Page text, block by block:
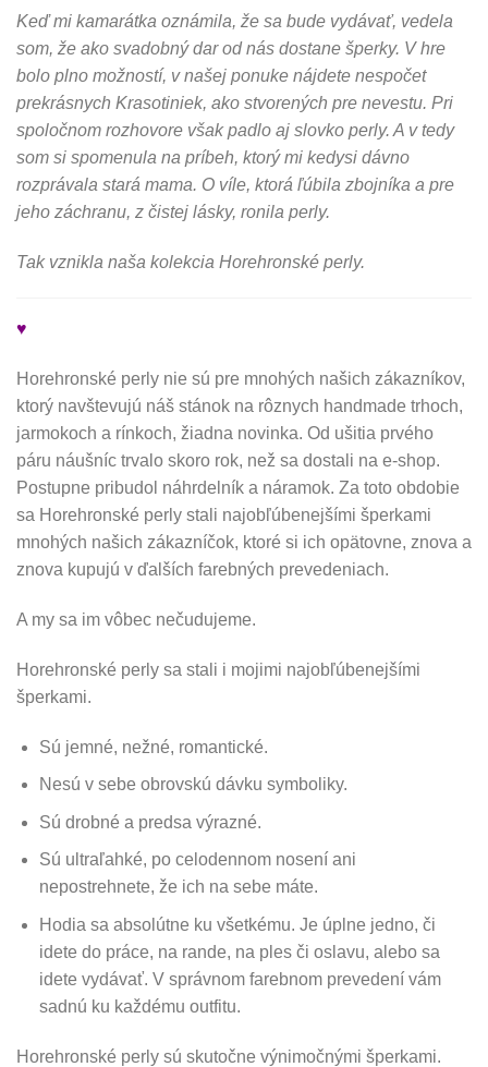
Keď mi kamarátka oznámila, že sa bude vydávať, vedela
som, že ako svadobný dar od nás dostane šperky. V hre
bolo plno možností, v našej ponuke nájdete nespočet
prekrásnych Krasotiniek, ako stvorených pre nevestu. Pri
spoločnom rozhovore však padlo aj slovko perly. A v tedy
som si spomenula na príbeh, ktorý mi kedysi dávno
rozprávala stará mama. O víle, ktorá ľúbila zbojníka a pre
jeho záchranu, z čistej lásky, ronila perly.
Tak vznikla naša kolekcia Horehronské perly.
♥
Horehronské perly nie sú pre mnohých našich zákazníkov,
ktorý navštevujú náš stánok na rôznych handmade trhoch,
jarmokoch a rínkoch, žiadna novinka. Od ušitia prvého
páru náušníc trvalo skoro rok, než sa dostali na e-shop.
Postupne pribudol náhrdelník a náramok. Za toto obdobie
sa Horehronské perly stali najobľúbenejšími šperkami
mnohých našich zákazníčok, ktoré si ich opätovne, znova a
znova kupujú v ďalších farebných prevedeniach.
A my sa im vôbec nečudujeme.
Horehronské perly sa stali i mojimi najobľúbenejšími
šperkami.
Sú jemné, nežné, romantické.
Nesú v sebe obrovskú dávku symboliky.
Sú drobné a predsa výrazné.
Sú ultraľahké, po celodennom nosení ani
nepostrehnete, že ich na sebe máte.
Hodia sa absolútne ku všetkému. Je úplne jedno, či
idete do práce, na rande, na ples či oslavu, alebo sa
idete vydávať. V správnom farebnom prevedení vám
sadnú ku každému outfitu.
Horehronské perly sú skutočne výnimočnými šperkami.